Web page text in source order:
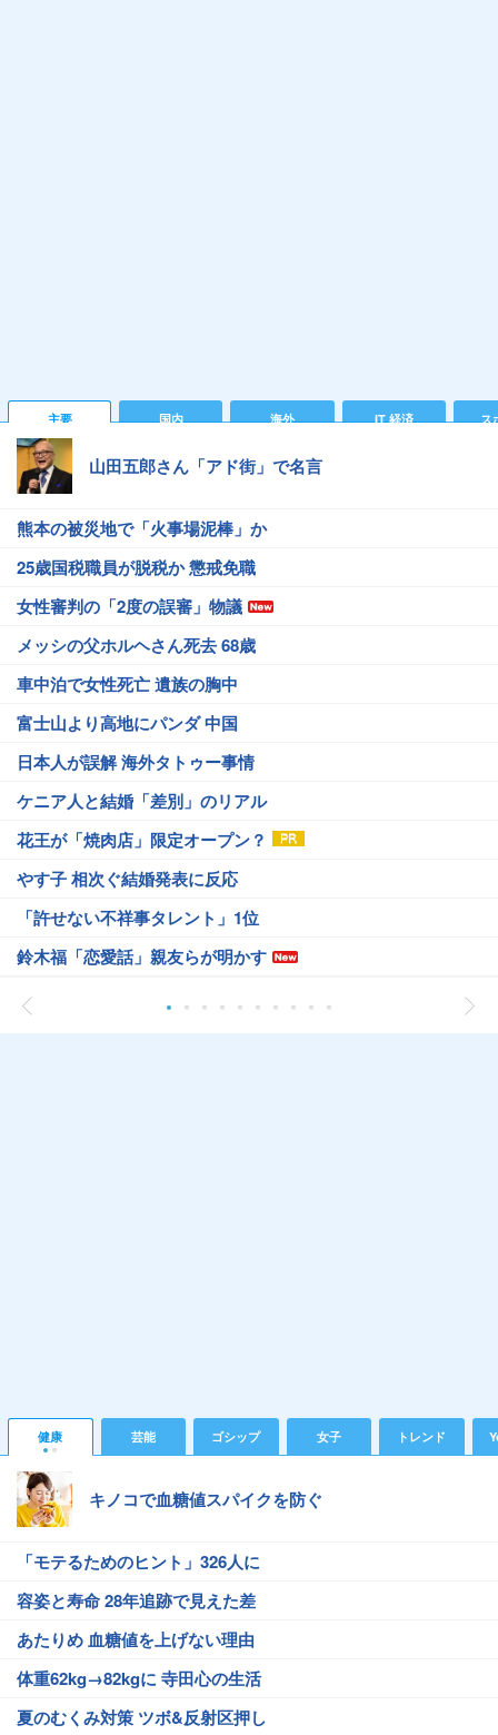
主要 国内 海外 IT 経済 ス
山田五郎さん「アド街」で名言
熊本の被災地で「火事場泥棒」か
25歳国税職員が脱税か 懲戒免職
女性審判の「2度の誤審」物議
メッシの父ホルヘさん死去 68歳
車中泊で女性死亡 遺族の胸中
富士山より高地にパンダ 中国
日本人が誤解 海外タトゥー事情
ケニア人と結婚「差別」のリアル
花王が「焼肉店」限定オープン？
やす子 相次ぐ結婚発表に反応
「許せない不祥事タレント」1位
鈴木福「恋愛話」親友らが明かす
健康 芸能 ゴシップ 女子 トレンド
キノコで血糖値スパイクを防ぐ
「モテるためのヒント」326人に
容姿と寿命 28年追跡で見えた差
あたりめ 血糖値を上げない理由
体重62kg→82kgに 寺田心の生活
夏のむくみ対策 ツボ&反射区押し